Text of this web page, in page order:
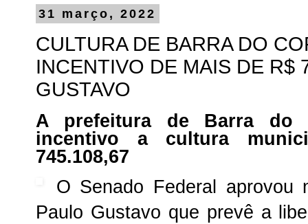
31 março, 2022
CULTURA DE BARRA DO
INCENTIVO DE MAIS DE R$
GUSTAVO
A prefeitura de Barra do
incentivo a cultura
745.108,67
O Senado Federal
Paulo Gustavo que prevê a